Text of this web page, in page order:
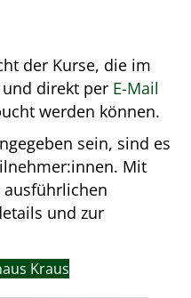
der Kurse, die im
direkt per E-Mail
werden können.
sein, sind es
Mit
ausführlichen
und zur
Kraus